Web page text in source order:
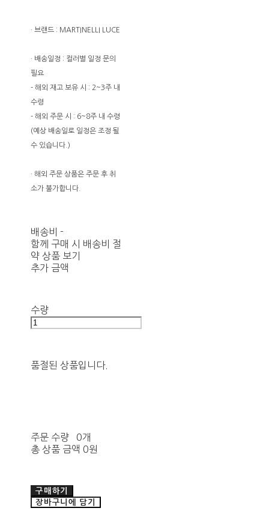
· 브랜드 : MARTINELLI LUCE
· 배송일정 : 컬러별 일정 문의
필요
- 해외 재고 보유 시 : 2~3주 내
수령
- 해외 주문 시 : 6~8주 내 수령
(예상 배송일로 일정은 조정 될
수 있습니다.)
· 해외 주문 상품은 주문 후 취
소가 불가합니다.
배송비 -
함께 구매 시 배송비 절
약 상품 보기
추가 금액
수량
품절된 상품입니다.
주문 수량
0개
총 상품 금액 0원
구매하기
장바구니에 담기